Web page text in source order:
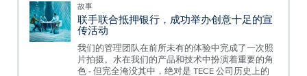
故事
联手联合抵押银行，成功举办创意十足的宣
传活动
我们的管理团队在前所未有的体验中完成了一次照
片拍摄。水在我们的产品和技术中扮演着重要的角
色 - 但完全淹没其中，绝对是 TECE 公司历史上的